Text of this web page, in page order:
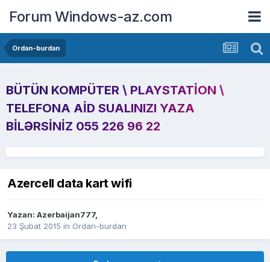
Forum Windows-az.com
Ordan-burdan
BÜTÜN KOMPÜTER \ PLAYSTATION \
TELEFONA AID SUALINIZI YAZA
BILƏRSINIZ 055 226 96 22
Azercell data kart wifi
Yazan: Azerbaijan777,
23 Şubat 2015 in Ordan-burdan